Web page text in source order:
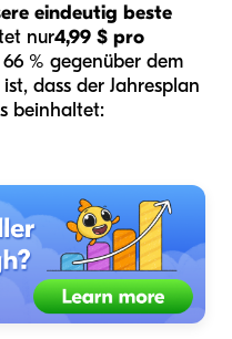
eindeutig beste
nur4,99 $ pro
% gegenüber dem
dass der Jahresplan
beinhaltet: